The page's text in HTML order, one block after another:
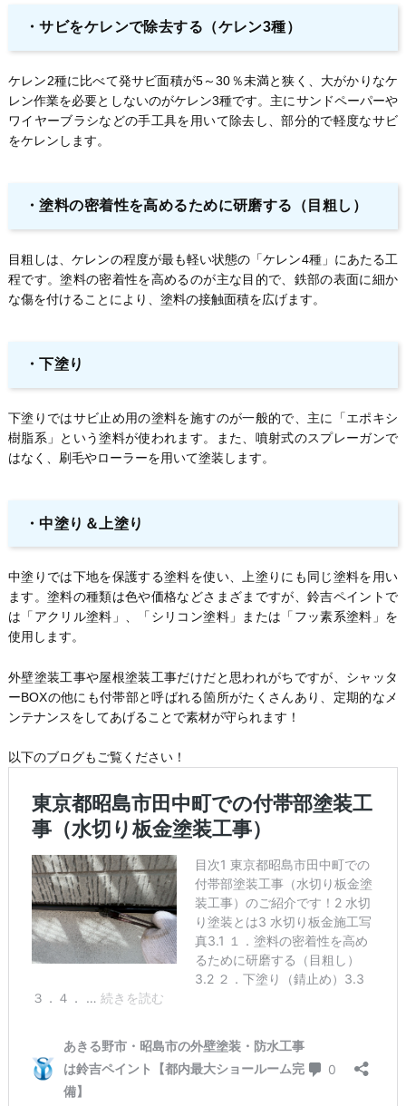
・サビをケレンで除去する（ケレン3種）
ケレン2種に比べて発サビ面積が5～30％未満と狭く、大がかりなケ
レン作業を必要としないのがケレン3種です。主にサンドペーパーや
ワイヤーブラシなどの手工具を用いて除去し、部分的で軽度なサビ
をケレンします。
・塗料の密着性を高めるために研磨する（目粗し）
目粗しは、ケレンの程度が最も軽い状態の「ケレン4種」にあたる工
程です。塗料の密着性を高めるのが主な目的で、鉄部の表面に細か
な傷を付けることにより、塗料の接触面積を広げます。
・ 下塗り
下塗りではサビ止め用の塗料を施すのが一般的で、主に「エポキシ
樹脂系」という塗料が使われます。また、噴射式のスプレーガンで
はなく、刷毛やローラーを用いて塗装します。
・中塗り＆上塗り
中塗りでは下地を保護する塗料を使い、上塗りにも同じ塗料を用い
ます。塗料の種類は色や価格などさまざまですが、鈴吉ペイントで
は「アクリル塗料」、「シリコン塗料」または「フッ素系塗料」を
使用します。
外壁塗装工事や屋根塗装工事だけだと思われがちですが、シャッタ
ーBOXの他にも付帯部と呼ばれる箇所がたくさんあり、定期的なメ
ンテナンスをしてあげることで素材が守られます！
以下のブログもご覧ください！